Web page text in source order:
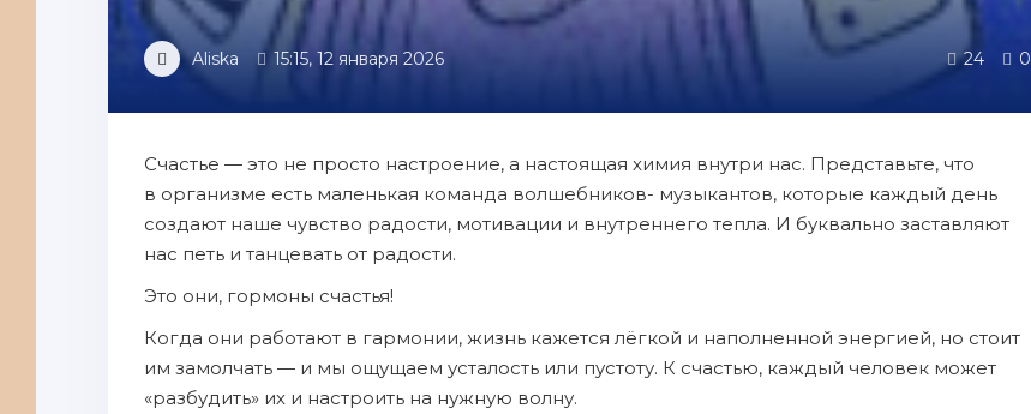
Aliska 15:15, 12 января 2026 24 0
Счастье — это не просто настроение, а настоящая химия внутри нас. Представьте, что
в организме есть маленькая команда волшебников- музыкантов, которые каждый день
создают наше чувство радости, мотивации и внутреннего тепла. И буквально заставляют
нас петь и танцевать от радости.
Это они, гормоны счастья!
Когда они работают в гармонии, жизнь кажется лёгкой и наполненной энергией, но стоит
им замолчать — и мы ощущаем усталость или пустоту. К счастью, каждый человек может
«разбудить» их и настроить на нужную волну.